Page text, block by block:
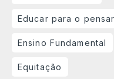
Educar para o
Ensino Fundamental
Equitação